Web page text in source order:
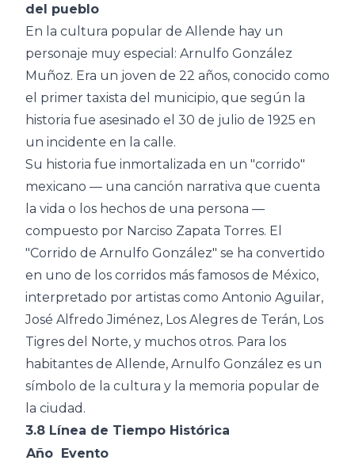
del pueblo
En la cultura popular de Allende hay un
personaje muy especial: Arnulfo González
Muñoz. Era un joven de 22 años, conocido como
el primer taxista del municipio, que según la
historia fue asesinado el 30 de julio de 1925 en
un incidente en la calle.
Su historia fue inmortalizada en un "corrido"
mexicano — una canción narrativa que cuenta
la vida o los hechos de una persona —
compuesto por Narciso Zapata Torres. El
"Corrido de Arnulfo González" se ha convertido
en uno de los corridos más famosos de México,
interpretado por artistas como Antonio Aguilar,
José Alfredo Jiménez, Los Alegres de Terán, Los
Tigres del Norte, y muchos otros. Para los
habitantes de Allende, Arnulfo González es un
símbolo de la cultura y la memoria popular de
la ciudad.
3.8 Línea de Tiempo Histórica
Año Evento